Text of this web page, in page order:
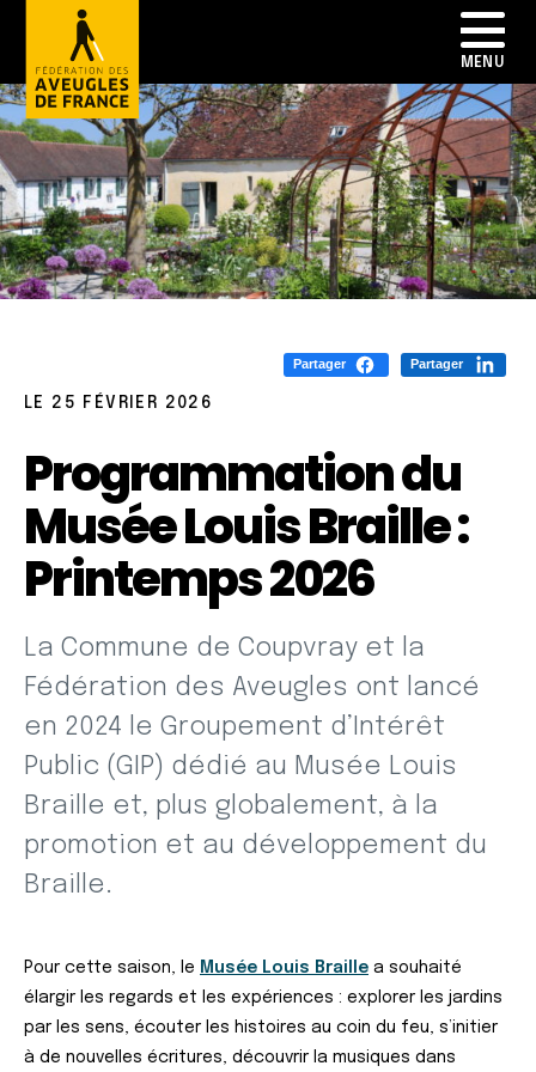
Partager Partager
LE 25 FÉVRIER 2026
Programmation du
Musée Louis Braille :
Printemps 2026
La Commune de Coupvray et la
Fédération des Aveugles ont lancé
en 2024 le Groupement d’Intérêt
Public (GIP) dédié au Musée Louis
Braille et, plus globalement, à la
promotion et au développement du
Braille.
Pour cette saison, le Musée Louis Braille a souhaité
élargir les regards et les expériences : explorer les jardins
par les sens, écouter les histoires au coin du feu, s’initier
à de nouvelles écritures, découvrir la musiques dans